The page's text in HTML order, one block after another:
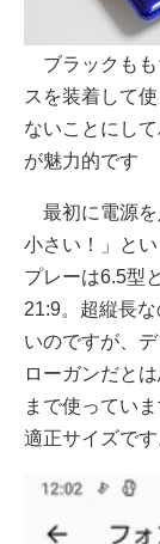
ブラックもも
スを装着して
ないことにし
が魅力的です
最初に電源を
小さい！」と
プレーは6.5型
21:9。超縦長
いのですが、
ローガンだと
まで使ってい
適正サイズです